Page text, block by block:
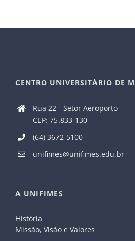
CENTRO UNIVERSITÁRIO DE
Rua 22 - Setor Aeroporto
CEP: 75.833-130
(64) 3672-5100
unifimes@unifimes.edu.br
A UNIFIMES
História
Missão, Visão e Valores